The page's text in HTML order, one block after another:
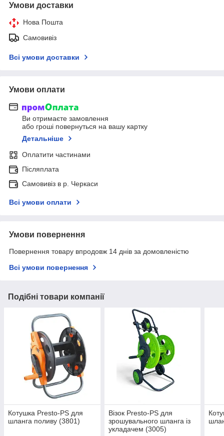
Умови доставки
Нова Пошта
Самовивіз
Всі умови доставки
Умови оплати
Ви отримаєте замовлення
або гроші повернуться на вашу картку
Детальніше
Оплатити частинами
Післяплата
Самовивіз в р. Черкаси
Всі умови оплати
Умови повернення
Повернення товару впродовж 14 днів за домовленістю
Всі умови повернення
Подібні товари компанії
Котушка Presto-PS для
шланга поливу (3801)
Візок Presto-PS для
зрошувального шланга із
укладачем (3005)